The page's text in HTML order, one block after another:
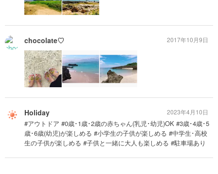
chocolate♡ 2017年10月9日
Holiday
#アウトドア #0歳･1歳･2歳の赤ちゃん(乳児･幼児)OK #3歳･4歳･5
歳･6歳(幼児)が楽しめる #小学生の子供が楽しめる #中学生･高校
生の子供が楽しめる #子供と一緒に大人も楽しめる #駐車場あり
2023年4月10日